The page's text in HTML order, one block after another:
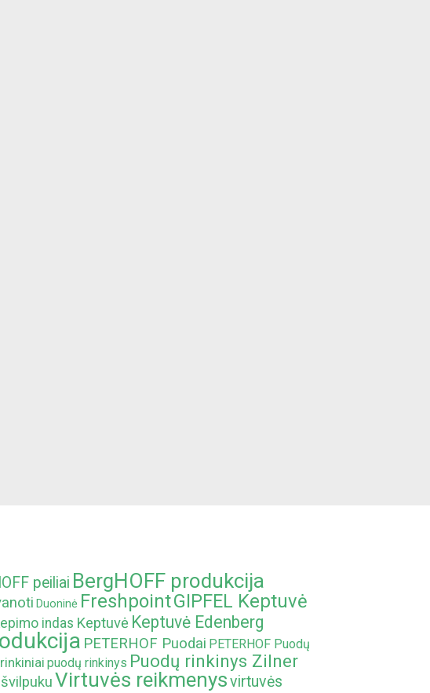
peiliai BergHOFF produkcija
Duoninė FreshpointGIPFEL Keptuvė
indas Keptuvė Keptuvė Edenberg
PETERHOF Puodai PETERHOF Puodų
puodų rinkinys Puodų rinkinys Zilner
Virtuvės reikmenysvirtuvės